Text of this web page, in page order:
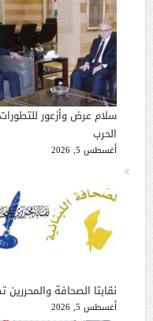
سلام عرض وأزعور
الحرب
أغسطس 5, 2026
نقابتا الصحافة
أغسطس 5, 2026